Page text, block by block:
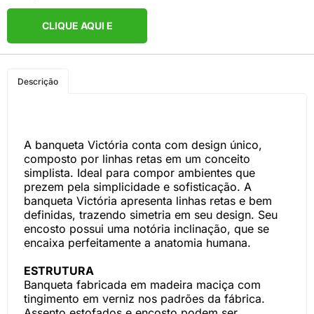
CLIQUE AQUI E
Descrição
A banqueta Victória conta com design único,
composto por linhas retas em um conceito
simplista. Ideal para compor ambientes que
prezem pela simplicidade e sofisticação. A
banqueta Victória apresenta linhas retas e bem
definidas, trazendo simetria em seu design. Seu
encosto possui uma notória inclinação, que se
encaixa perfeitamente a anatomia humana.
ESTRUTURA
Banqueta fabricada em madeira maciça com
tingimento em verniz nos padrões da fábrica.